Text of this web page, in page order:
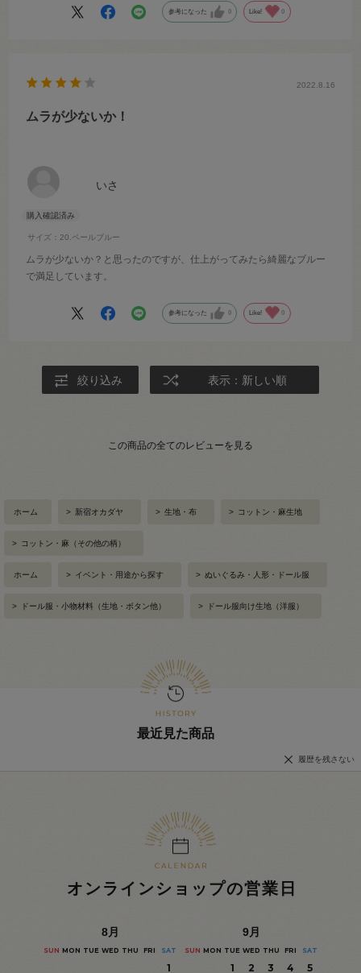
参考になった 0 Like! 0
いさ
サイズ：20.ペールブルー
2022.8.16
ムラが少ないか！
ムラが少ないか？と思ったのですが、仕上がってみたら綺麗なブルー
で満足しています。
参考になった 0 Like! 0
絞り込み 表示：新しい順
この商品の全てのレビューを見る
ホーム > 新宿オカダヤ > 生地・布 > コットン・麻生地
> コットン・麻（その他の柄）
ホーム > イベント・用途から探す > ぬいぐるみ・人形・ドール服
> ドール服・小物材料（生地・ボタン他） > ドール服向け生地（洋服）
最近見た商品
履歴を残さない
オンラインショップの営業日
8月
SUN MON TUE WED THU FRI SAT
1
9月
SUN MON TUE WED THU FRI SAT
1 2 3 4
5